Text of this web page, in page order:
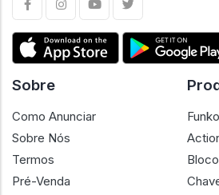
Sobre
Como Anunciar
Sobre Nós
Termos
Pré-Venda